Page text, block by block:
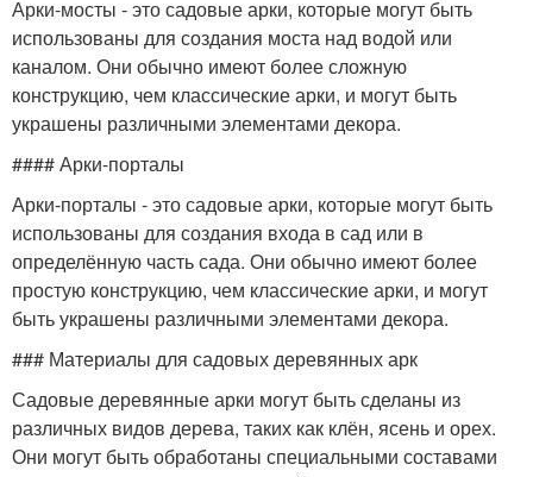
Арки-мосты - это садовые арки, которые могут быть
использованы для создания моста над водой или
каналом. Они обычно имеют более сложную
конструкцию, чем классические арки, и могут быть
украшены различными элементами декора.
#### Арки-порталы
Арки-порталы - это садовые арки, которые могут быть
использованы для создания входа в сад или в
определённую часть сада. Они обычно имеют более
простую конструкцию, чем классические арки, и могут
быть украшены различными элементами декора.
### Материалы для садовых деревянных арк
Садовые деревянные арки могут быть сделаны из
различных видов дерева, таких как клён, ясень и орех.
Они могут быть обработаны специальными составами